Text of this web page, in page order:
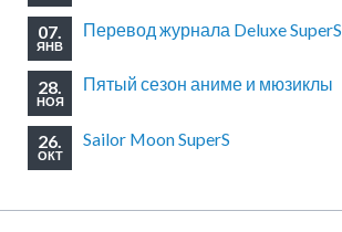
07.
ЯНВ
Перевод журнала Deluxe SuperS
28.
НОЯ
Пятый сезон аниме и мюзиклы
26.
ОКТ
Sailor Moon SuperS